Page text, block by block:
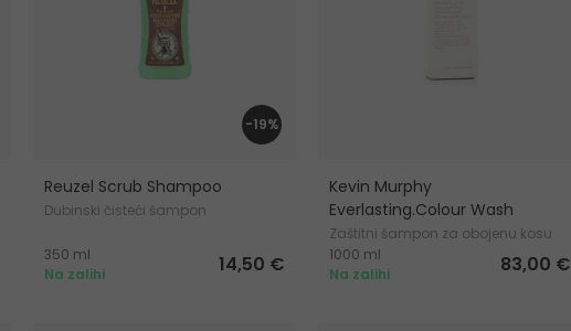
-19%
Reuzel Scrub Shampoo
Dubinski čisteći šampon
350 ml
Na zalihi
14,50 €
Kevin Murphy
Everlasting.Colour Wash
Zaštitni šampon za obojenu kosu
1000 ml
Na zalihi
83,00 €